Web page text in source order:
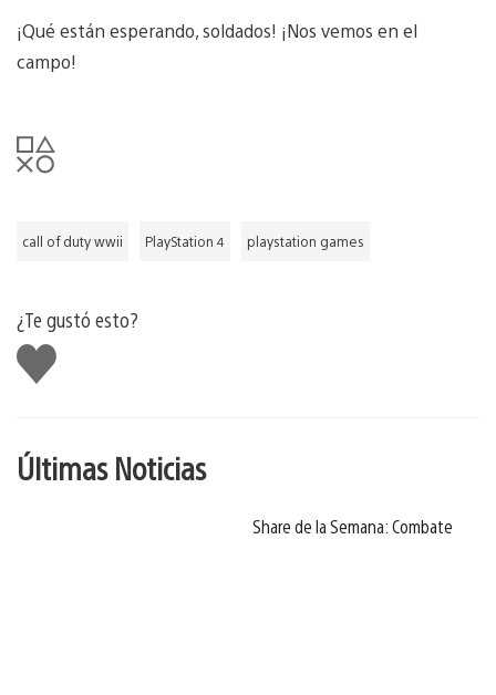
¡Qué están esperando, soldados! ¡Nos vemos en el
campo!
call of duty wwii PlayStation 4 playstation games
¿Te gustó esto?
Me
gusta
Últimas Noticias
Share de la Semana: Combate